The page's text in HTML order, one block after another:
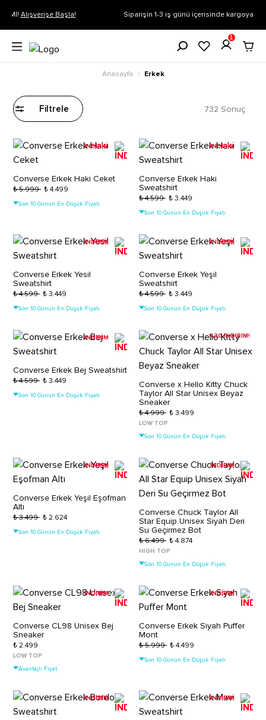
Siparişin 1-3 iş günü içerisinde kargoya verilecektir. Daha Fazla Bilgi
1
Anasayfa / Erkek
Filtrele 732 Sonuç
İNDİRİM
Converse Erkek Haki Ceket
₺ 5.999 ₺ 4.499
Son 10 Günün En Düşük Fiyatı
İNDİRİM
Converse Erkek Haki
Sweatshirt
₺ 4.599 ₺ 3.449
Son 10 Günün En Düşük Fiyatı
İNDİRİM
Converse Erkek Yesil
Sweatshirt
₺ 4.599 ₺ 3.449
Son 10 Günün En Düşük Fiyatı
İNDİRİM
Converse Erkek Yeşil
Sweatshirt
₺ 4.599 ₺ 3.449
Son 10 Günün En Düşük Fiyatı
İNDİRİM
Converse Erkek Bej Sweatshirt
₺ 4.599 ₺ 3.449
Son 10 Günün En Düşük Fiyatı
%30 İNDİRİM!
Converse x Hello Kitty Chuck
Taylor All Star Unisex Beyaz
Sneaker
₺ 4.999 ₺ 3.499
LOW TOP
Son 10 Günün En Düşük Fiyatı
İNDİRİM
Converse Erkek Yeşil Eşofman
Altı
₺ 3.499 ₺ 2.624
Son 10 Günün En Düşük Fiyatı
İNDİRİM
Converse Chuck Taylor All
Star Equip Unisex Siyah Deri
Su Geçirmez Bot
₺ 6.499 ₺ 4.874
HIGH TOP
Son 10 Günün En Düşük Fiyatı
İNDİRİM
Converse CL98 Unisex Bej
Sneaker
₺ 2.499
LOW TOP
Avantajlı Fiyat
İNDİRİM
Converse Erkek Siyah Puffer
Mont
₺ 5.999 ₺ 4.499
Son 10 Günün En Düşük Fiyatı
İNDİRİM İNDİRİM